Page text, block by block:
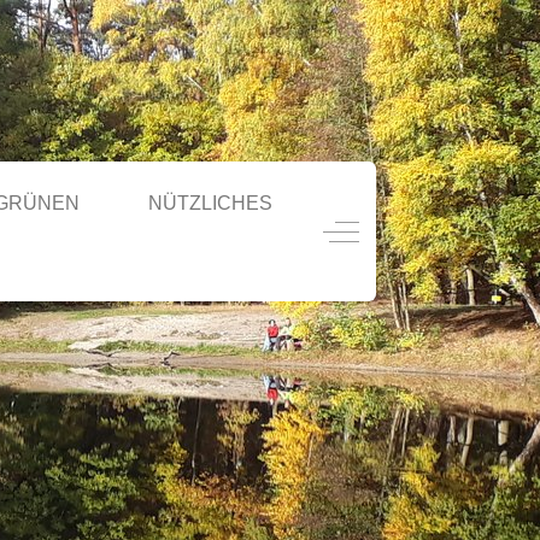
NÜTZLICHES
Off-Canvas Toggle